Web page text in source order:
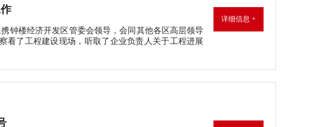
钟楼经济开发区管委会领导，会同其他各区高层领导
看了工程建设现场，听取了企业负责人关于工程进展
详细信息 +